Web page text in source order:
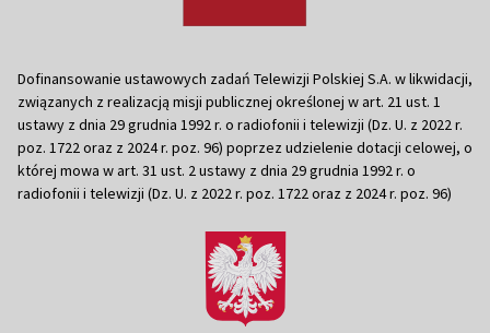
Dofinansowanie ustawowych zadań Telewizji Polskiej S.A. w likwidacji,
związanych z realizacją misji publicznej określonej w art. 21 ust. 1
ustawy z dnia 29 grudnia 1992 r. o radiofonii i telewizji (Dz. U. z 2022 r.
poz. 1722 oraz z 2024 r. poz. 96) poprzez udzielenie dotacji celowej, o
której mowa w art. 31 ust. 2 ustawy z dnia 29 grudnia 1992 r. o
radiofonii i telewizji (Dz. U. z 2022 r. poz. 1722 oraz z 2024 r. poz. 96)